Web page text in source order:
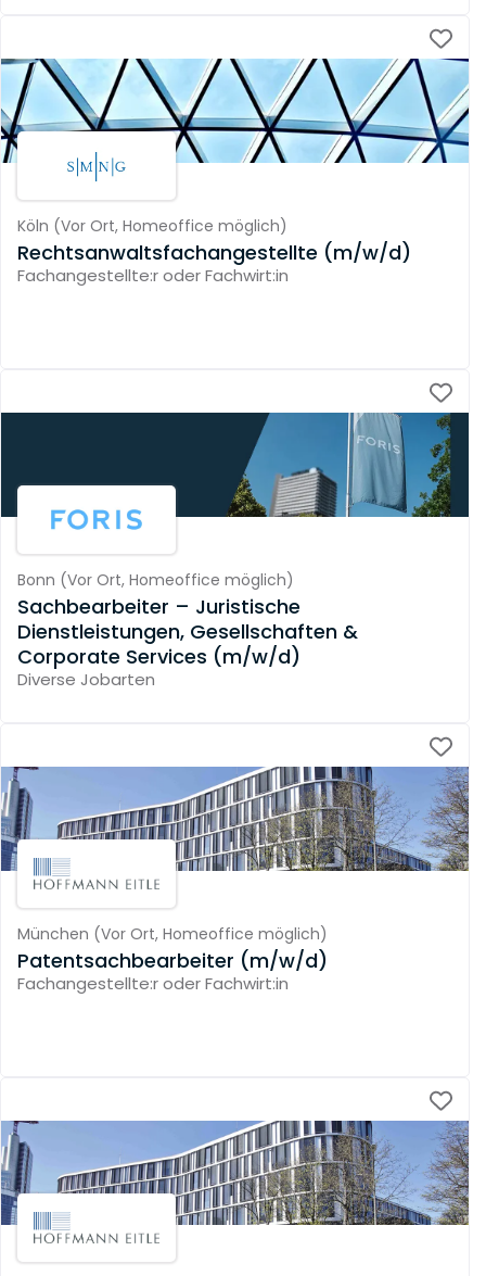
Köln (Vor Ort, Homeoffice möglich)
Rechtsanwaltsfachangestellte (m/w/d)
Fachangestellte:r oder Fachwirt:in
Bonn (Vor Ort, Homeoffice möglich)
Sachbearbeiter – Juristische
Dienstleistungen, Gesellschaften &
Corporate Services (m/w/d)
Diverse Jobarten
München (Vor Ort, Homeoffice möglich)
Patentsachbearbeiter (m/w/d)
Fachangestellte:r oder Fachwirt:in